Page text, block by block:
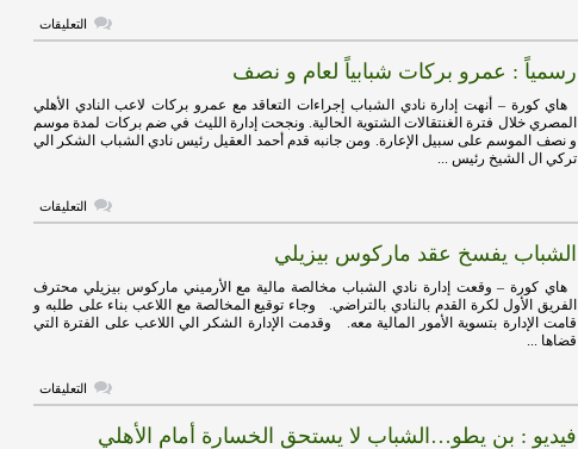
التعليقاتعلى
الاتفاق
سبيل
الإعارة
مغلقة
رسمياً : عمرو بركات شبابياً لعام و نصف
هاي كورة – أنهت إدارة نادي الشباب إجراءات التعاقد مع عمرو بركات لاعب النادي الأهلي
المصري خلال فترة الغنتقالات الشتوية الحالية. ونجحت إدارة الليث في ضم بركات لمدة موسم
و نصف الموسم على سبيل الإعارة. ومن جانبه قدم أحمد العقيل رئيس نادي الشباب الشكر الي
تركي ال الشيخ رئيس ...
التعليقاتعلى
رسمياً
لعام
و
نصف
الشباب يفسخ عقد ماركوس بيزيلي
هاي كورة – وقعت إدارة نادي الشباب مخالصة مالية مع الأرميني ماركوس بيزيلي محترف
الفريق الأول لكرة القدم بالنادي بالتراضي. وجاء توقيع المخالصة مع اللاعب بناء على طلبه و
قامت الإدارة بتسوية الأمور المالية معه. وقدمت الإدارة الشكر الي اللاعب على الفترة التي
قضاها ...
التعليقاتعلى
الشباب
فيديو : بن يطو…الشباب لا يستحق الخسارة أمام الأهلي